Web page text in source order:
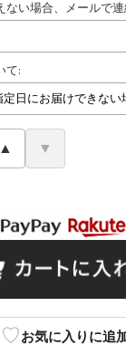
い場合、メールで
て:
▲ ▼
♡お気に入りに追